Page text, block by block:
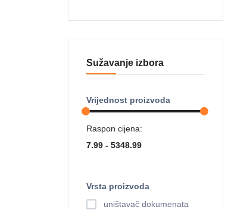
Sužavanje izbora
Vrijednost proizvoda
Raspon cijena:
Vrsta proizvoda
uništavač dokumenata